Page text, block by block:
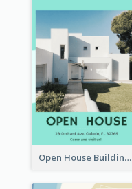
Open House Building Flyer